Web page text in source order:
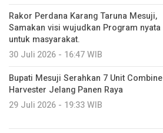
Rakor Perdana Karang Taruna Mesuji,
Samakan visi wujudkan Program nyata
untuk masyarakat.
30 Juli 2026 - 16:47 WIB
Bupati Mesuji Serahkan 7 Unit Combine
Harvester Jelang Panen Raya
29 Juli 2026 - 19:33 WIB